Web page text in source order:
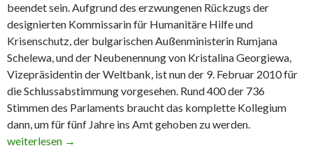
beendet sein. Aufgrund des erzwungenen Rückzugs der
designierten Kommissarin für Humanitäre Hilfe und
Krisenschutz, der bulgarischen Außenministerin Rumjana
Schelewa, und der Neubenennung von Kristalina Georgiewa,
Vizepräsidentin der Weltbank, ist nun der 9. Februar 2010 für
die Schlussabstimmung vorgesehen. Rund 400 der 736
Stimmen des Parlaments braucht das komplette Kollegium
dann, um für fünf Jahre ins Amt gehoben zu werden.
Neuer EU-Gesundheitskommissar: gewachsener Einfluss auf
weiterlesen →